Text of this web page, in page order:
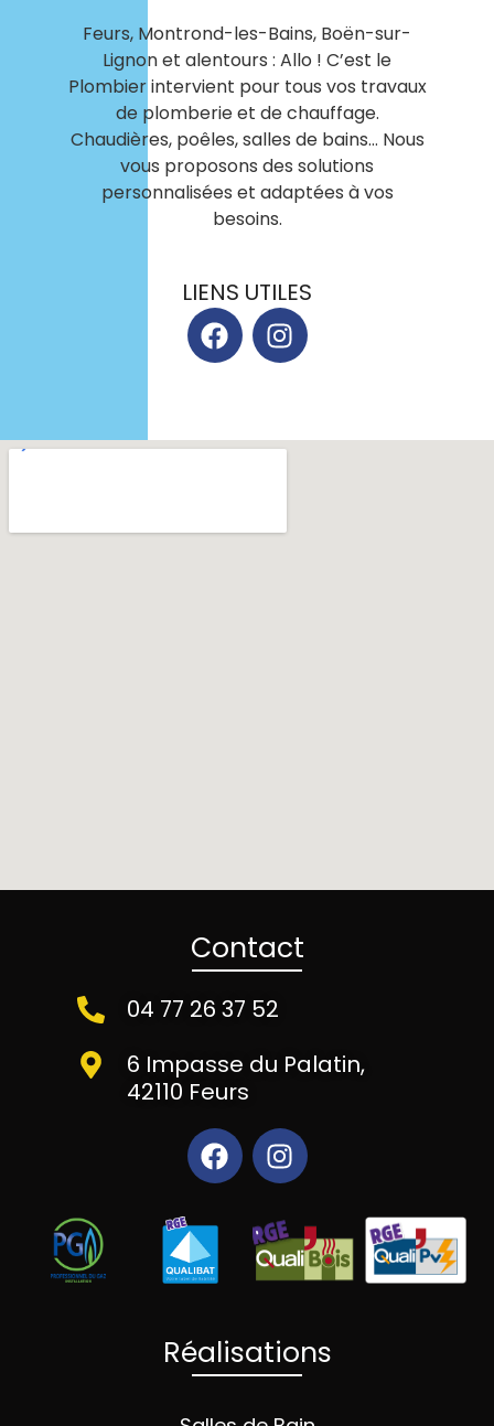
Feurs, Montrond-les-Bains, Boën-sur-
Lignon et alentours : Allo ! C’est le
Plombier intervient pour tous vos travaux
de plomberie et de chauffage.
Chaudières, poêles, salles de bains… Nous
vous proposons des solutions
personnalisées et adaptées à vos
besoins.
LIENS UTILES
Contact
04 77 26 37 52
6 Impasse du Palatin,
42110 Feurs
Réalisations